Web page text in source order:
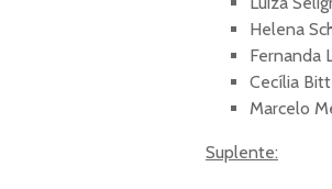
Helena
Fernanda
Cecília
Marcelo
Suplente: